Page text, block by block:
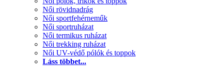
Női rövidnadrág
Női sportfehérneműk
Női sportruházat
Női termikus ruházat
Női trekking ruházat
Női UV-védő pólók és toppok
Láss többet...